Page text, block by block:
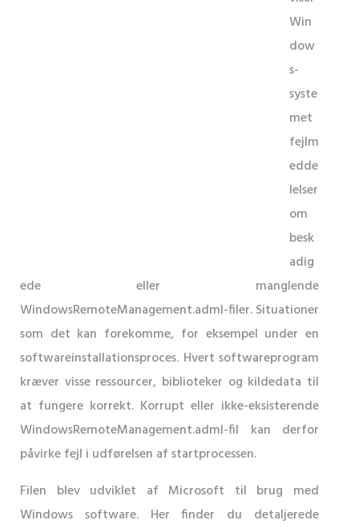
Win
dow
s-
syste
met
fejlm
edde
lelser
om
besk
adig
ede eller manglende
WindowsRemoteManagement.adml-filer. Situationer
som det kan forekomme, for eksempel under en
softwareinstallationsproces. Hvert softwareprogram
kræver visse ressourcer, biblioteker og kildedata til
at fungere korrekt. Korrupt eller ikke-eksisterende
WindowsRemoteManagement.adml-fil kan derfor
påvirke fejl i udførelsen af ​​startprocessen.
Filen blev udviklet af Microsoft til brug med
Windows software. Her finder du detaljerede